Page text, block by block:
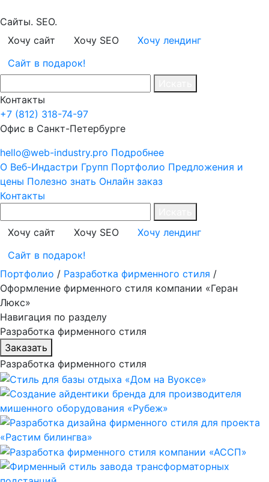
Сайты. SEO.
Хочу сайт
Хочу SEO
Хочу лендинг
Сайт в подарок!
Контакты
+7 (812) 318-74-97
Офис в Санкт-Петербурге
hello@web-industry.pro Подробнее
О Веб-Индастри Групп Портфолио Предложения и
цены Полезно знать Онлайн заказ
Контакты
Хочу сайт
Хочу SEO
Хочу лендинг
Сайт в подарок!
Портфолио / Разработка фирменного стиля /
Оформление фирменного стиля компании «Геран
Люкс»
Заказать
Разработка фирменного стиля
Навигация по разделу
Разработка фирменного стиля